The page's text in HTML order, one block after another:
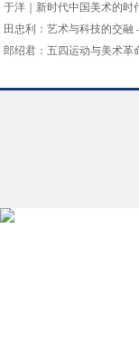
于洋｜新时代中国美术的时
郎绍君：五四运动与美术革